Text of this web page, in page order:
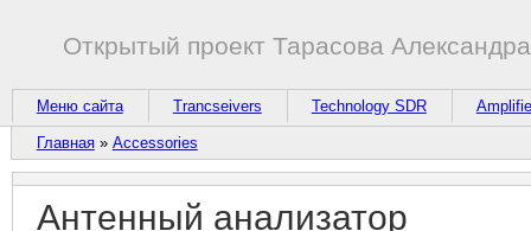
Открытый проект Тарасова
Меню сайта Trancseivers Technology SDR
Главная» Accessories
Антенный анализатор